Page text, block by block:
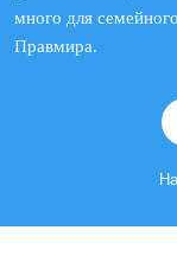
много для
Правмира.